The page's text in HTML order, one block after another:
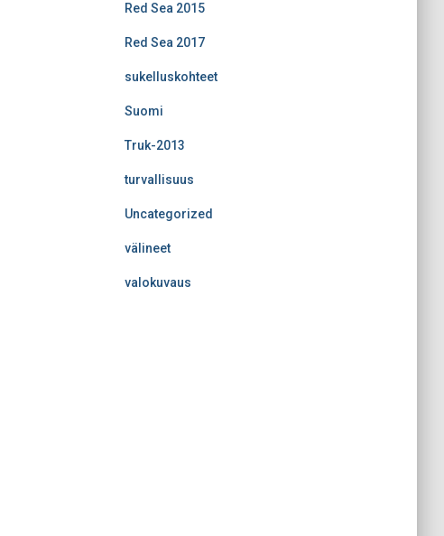
Red Sea 2015
Red Sea 2017
sukelluskohteet
Suomi
Truk-2013
turvallisuus
Uncategorized
välineet
valokuvaus